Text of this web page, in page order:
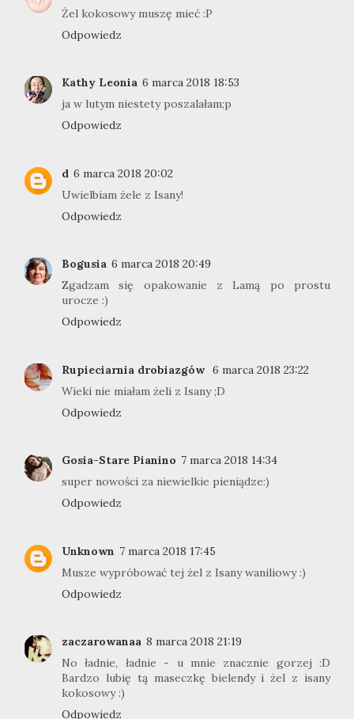
Żel kokosowy muszę mieć :P
Odpowiedz
Kathy Leonia 6 marca 2018 18:53
ja w lutym niestety poszalałam;p
Odpowiedz
d 6 marca 2018 20:02
Uwielbiam żele z Isany!
Odpowiedz
Bogusia 6 marca 2018 20:49
Zgadzam się opakowanie z Lamą po prostu
urocze :)
Odpowiedz
Rupieciarnia drobiazgów 6 marca 2018 23:22
Wieki nie miałam żeli z Isany ;D
Odpowiedz
Gosia-Stare Pianino 7 marca 2018 14:34
super nowości za niewielkie pieniądze:)
Odpowiedz
Unknown 7 marca 2018 17:45
Musze wypróbować tej żel z Isany waniliowy :)
Odpowiedz
zaczarowanaa 8 marca 2018 21:19
No ładnie, ładnie - u mnie znacznie gorzej :D
Bardzo lubię tą maseczkę bielendy i żel z isany
kokosowy :)
Odpowiedz